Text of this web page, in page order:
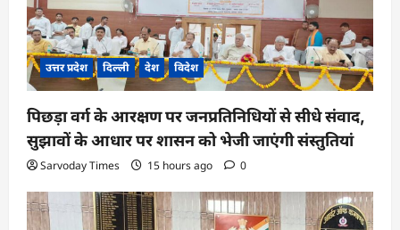
उत्तर प्रदेश दिल्ली देश विदेश
पिछड़ा वर्ग के आरक्षण पर जनप्रतिनिधियों से सीधे संवाद,
सुझावों के आधार पर शासन को भेजी जाएंगी संस्तुतियां
Sarvoday Times 15 hours ago 0